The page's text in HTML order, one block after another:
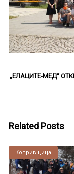
„ЕЛАЦИТЕ-МЕД“
Related Posts
Копривщица